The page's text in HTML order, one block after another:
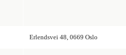
Erlendsvei 48, 0669 Oslo